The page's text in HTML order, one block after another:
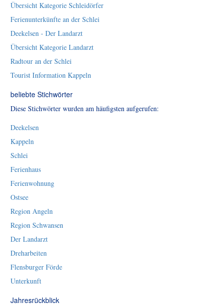
Übersicht Kategorie Schleidörfer
Ferienunterkünfte an der Schlei
Deekelsen - Der Landarzt
Übersicht Kategorie Landarzt
Radtour an der Schlei
Tourist Information Kappeln
beliebte Stichwörter
Diese Stichwörter wurden am häufigsten aufgerufen:
Deekelsen
Kappeln
Schlei
Ferienhaus
Ferienwohnung
Ostsee
Region Angeln
Region Schwansen
Der Landarzt
Dreharbeiten
Flensburger Förde
Unterkunft
Jahresrückblick